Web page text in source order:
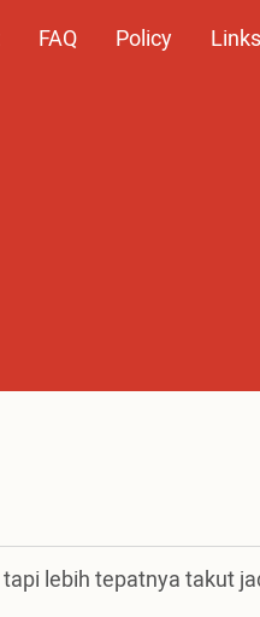
FAQ Policy Links
lebih tepatnya takut